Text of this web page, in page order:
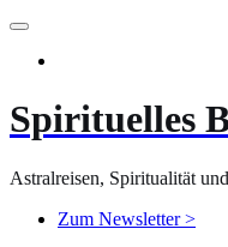
Zum
springen
Spirituelles
Astralreisen, Spiritualität
Zum Newsletter >